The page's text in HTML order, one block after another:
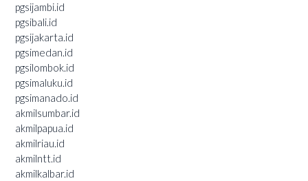
pgsijambi.id
pgsibali.id
pgsijakarta.id
pgsimedan.id
pgsilombok.id
pgsimaluku.id
pgsimanado.id
akmilsumbar.id
akmilpapua.id
akmilriau.id
akmilntt.id
akmilkalbar.id